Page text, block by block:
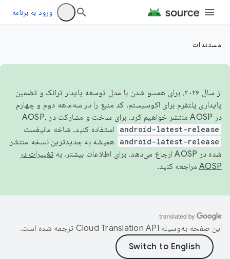
ورود به برنامه
مستندات
از سال ۲۰۲۶، برای همسو شدن با مدل توسعه پایدار ترانک و تضمین
پایداری پلتفرم برای اکوسیستم، کد منبع را در سه‌ماهه دوم و چهارم
در AOSP منتشر خواهیم کرد. برای ساخت و مشارکت در AOSP،
android-latest-release استفاده کنید. شاخه مانیفست
android-latest-release
همیشه به جدیدترین نسخه منتشر
شده در AOSP ارجاع می‌دهد. برای اطلاعات بیشتر، به
تغییرات در
AOSP مراجعه کنید.
این صفحه به‌وسیله ترجمه شده است.